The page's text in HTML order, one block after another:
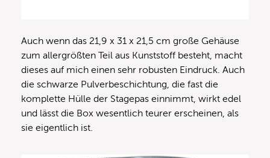
Auch wenn das 21,9 x 31 x 21,5 cm große Gehäuse
zum allergrößten Teil aus Kunststoff besteht, macht
dieses auf mich einen sehr robusten Eindruck. Auch
die schwarze Pulverbeschichtung, die fast die
komplette Hülle der Stagepas einnimmt, wirkt edel
und lässt die Box wesentlich teurer erscheinen, als
sie eigentlich ist.